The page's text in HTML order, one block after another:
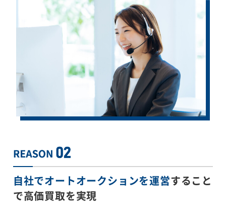
自社でオートオークションを運営すること
で高価買取を実現